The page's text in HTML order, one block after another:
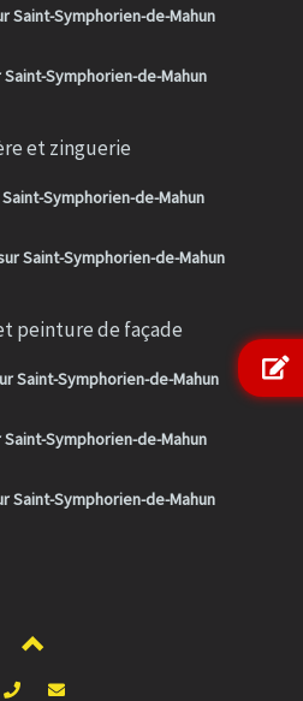
Saint-Symphorien-de-Mahun
Symphorien-de-Mahun
et zinguerie
Symphorien-de-Mahun
Saint-Symphorien-de-Mahun
peinture de façade
Saint-Symphorien-de-Mahun
Symphorien-de-Mahun
Saint-Symphorien-de-Mahun